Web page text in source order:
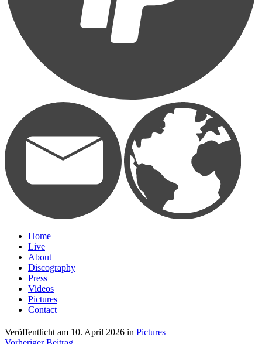
Home
Live
About
Discography
Press
Videos
Pictures
Contact
Veröffentlicht am 10. April 2026 in Pictures